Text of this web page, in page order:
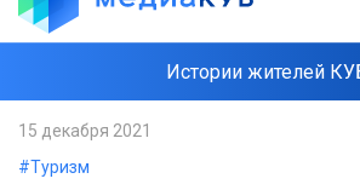
Истории жителей
15 декабря 2021
#Туризм